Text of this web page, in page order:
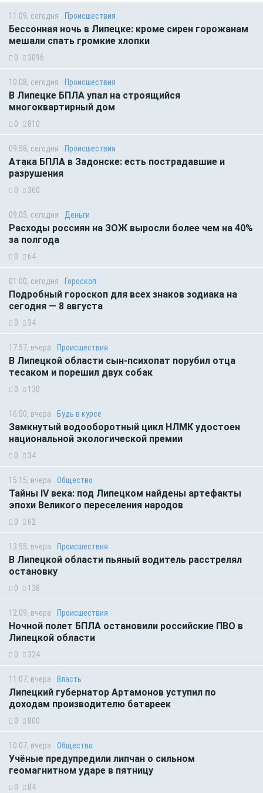
11:09, сегодня Происшествия
Бессонная ночь в Липецке: кроме сирен горожанам
мешали спать громкие хлопки
0 3096
10:08, сегодня Происшествия
В Липецке БПЛА упал на строящийся
многоквартирный дом
0 810
09:58, сегодня Происшествия
Атака БПЛА в Задонске: есть пострадавшие и
разрушения
0 360
09:05, сегодня Деньги
Расходы россиян на ЗОЖ выросли более чем на 40%
за полгода
0 64
01:00, сегодня Гороскоп
Подробный гороскоп для всех знаков зодиака на
сегодня — 8 августа
0 34
17:57, вчера Происшествия
В Липецкой области сын-психопат порубил отца
тесаком и порешил двух собак
0 130
16:50, вчера Будь в курсе
Замкнутый водооборотный цикл НЛМК удостоен
национальной экологической премии
0 34
15:15, вчера Общество
Тайны IV века: под Липецком найдены артефакты
эпохи Великого переселения народов
0 62
13:55, вчера Происшествия
В Липецкой области пьяный водитель расстрелял
остановку
0 138
12:09, вчера Происшествия
Ночной полет БПЛА остановили российские ПВО в
Липецкой области
0 324
11:07, вчера Власть
Липецкий губернатор Артамонов уступил по
доходам производителю батареек
0 800
10:07, вчера Общество
Учёные предупредили липчан о сильном
геомагнитном ударе в пятницу
0 84